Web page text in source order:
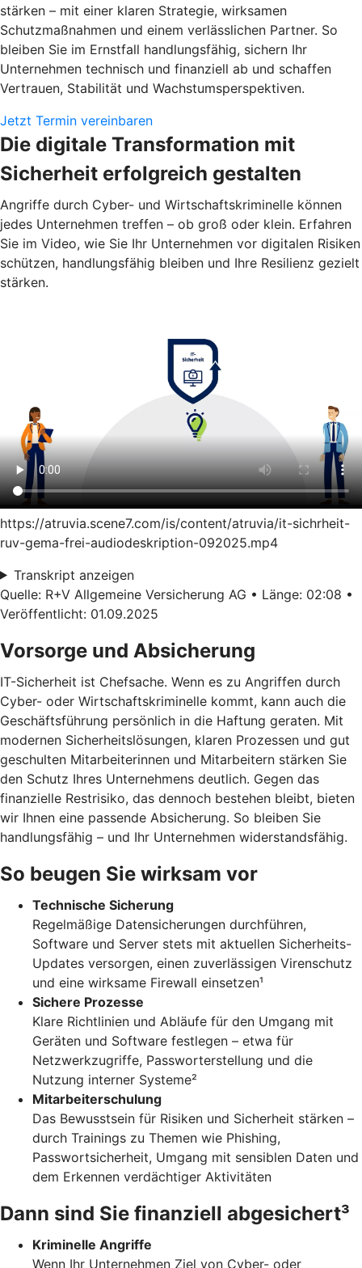
stärken – mit einer klaren Strategie, wirksamen
Schutzmaßnahmen und einem verlässlichen Partner. So
bleiben Sie im Ernstfall handlungsfähig, sichern Ihr
Unternehmen technisch und finanziell ab und schaffen
Vertrauen, Stabilität und Wachstumsperspektiven.
Jetzt Termin vereinbaren
Die digitale Transformation mit
Sicherheit erfolgreich gestalten
Angriffe durch Cyber- und Wirtschaftskriminelle können
jedes Unternehmen treffen – ob groß oder klein. Erfahren
Sie im Video, wie Sie Ihr Unternehmen vor digitalen Risiken
schützen, handlungsfähig bleiben und Ihre Resilienz gezielt
stärken.
https://atruvia.scene7.com/is/content/atruvia/it-sichrheit-
ruv-gema-frei-audiodeskription-092025.mp4
Transkript anzeigen
Quelle: R+V Allgemeine Versicherung AG • Länge: 02:08 •
Veröffentlicht: 01.09.2025
Vorsorge und Absicherung
IT-Sicherheit ist Chefsache. Wenn es zu Angriffen durch
Cyber- oder Wirtschaftskriminelle kommt, kann auch die
Geschäftsführung persönlich in die Haftung geraten. Mit
modernen Sicherheitslösungen, klaren Prozessen und gut
geschulten Mitarbeiterinnen und Mitarbeitern stärken Sie
den Schutz Ihres Unternehmens deutlich. Gegen das
finanzielle Restrisiko, das dennoch bestehen bleibt, bieten
wir Ihnen eine passende Absicherung. So bleiben Sie
handlungsfähig – und Ihr Unternehmen widerstandsfähig.
So beugen Sie wirksam vor
Technische Sicherung
Regelmäßige Datensicherungen durchführen,
Software und Server stets mit aktuellen Sicherheits-
Updates versorgen, einen zuverlässigen Virenschutz
und eine wirksame Firewall einsetzen¹
Sichere Prozesse
Klare Richtlinien und Abläufe für den Umgang mit
Geräten und Software festlegen – etwa für
Netzwerkzugriffe, Passworterstellung und die
Nutzung interner Systeme²
Mitarbeiterschulung
Das Bewusstsein für Risiken und Sicherheit stärken –
durch Trainings zu Themen wie Phishing,
Passwortsicherheit, Umgang mit sensiblen Daten und
dem Erkennen verdächtiger Aktivitäten
Dann sind Sie finanziell abgesichert³
Kriminelle Angriffe
Wenn Ihr Unternehmen Ziel von Cyber- oder